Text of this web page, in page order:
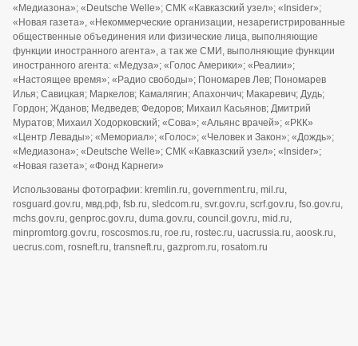
«Медиазона»; «Deutsche Welle»; СМК «Кавказский узел»; «Insider»;
«Новая газета», «Некоммерческие организации, незарегистрированные
общественные объединения или физические лица, выполняющие
функции иностранного агента», а так же СМИ, выполняющие функции
иностранного агента: «Медуза»; «Голос Америки»; «Реалии»;
«Настоящее время»; «Радио свободы»; Пономарев Лев; Пономарев
Илья; Савицкая; Маркелов; Камалягин; Апахончич; Макаревич; Дудь;
Гордон; Жданов; Медведев; Федоров; Михаил Касьянов; Дмитрий
Муратов; Михаил Ходорковский; «Сова»; «Альянс врачей»; «РКК»
«Центр Левады»; «Мемориал»; «Голос»; «Человек и Закон»; «Дождь»;
«Медиазона»; «Deutsche Welle»; СМК «Кавказский узел»; «Insider»;
«Новая газета»; «Фонд Карнеги»
Использованы фотографии: kremlin.ru, government.ru, mil.ru,
rosguard.gov.ru, мвд.рф, fsb.ru, sledcom.ru, svr.gov.ru, scrf.gov.ru, fso.gov.ru,
mchs.gov.ru, genproc.gov.ru, duma.gov.ru, council.gov.ru, mid.ru,
minpromtorg.gov.ru, roscosmos.ru, roe.ru, rostec.ru, uacrussia.ru, aoosk.ru,
uecrus.com, rosneft.ru, transneft.ru, gazprom.ru, rosatom.ru